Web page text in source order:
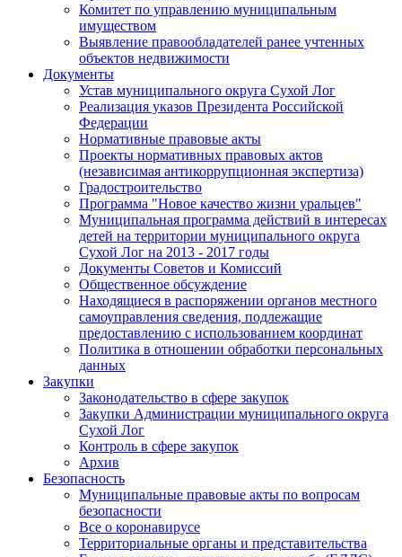
Комитет по управлению муниципальным
имуществом
Выявление правообладателей ранее учтенных
объектов недвижимости
Документы
Устав муниципального округа Сухой Лог
Реализация указов Президента Российской
Федерации
Нормативные правовые акты
Проекты нормативных правовых актов
(независимая антикоррупционная экспертиза)
Градостроительство
Программа "Новое качество жизни уральцев"
Муниципальная программа действий в интересах
детей на территории муниципального округа
Сухой Лог на 2013 - 2017 годы
Документы Советов и Комиссий
Общественное обсуждение
Находящиеся в распоряжении органов местного
самоуправления сведения, подлежащие
предоставлению с использованием координат
Политика в отношении обработки персональных
данных
Закупки
Законодательство в сфере закупок
Закупки Администрации муниципального округа
Сухой Лог
Контроль в сфере закупок
Архив
Безопасность
Муниципальные правовые акты по вопросам
безопасности
Все о коронавирусе
Территориальные органы и представительства